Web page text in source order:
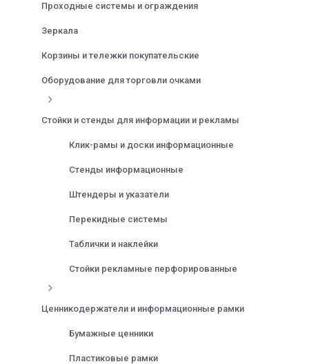
Проходные системы и ограждения
Зеркала
Корзины и тележки покупательские
Оборудование для торговли очками
Стойки и стенды для информации и рекламы
Клик-рамы и доски информационные
Стенды информационные
Штендеры и указатели
Перекидные системы
Таблички и наклейки
Стойки рекламные перфорированные
Ценникодержатели и информационные рамки
Бумажные ценники
Пластиковые рамки